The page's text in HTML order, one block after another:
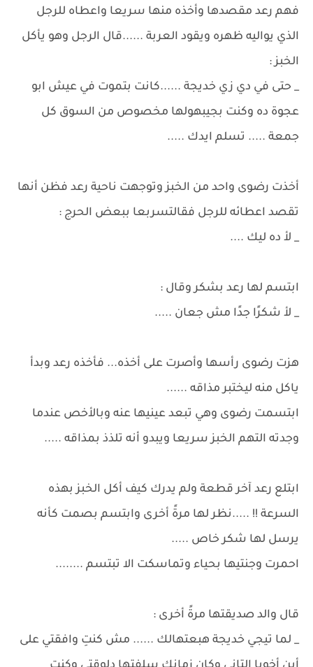
فهم رعد مقصدها وأخذه منها سريعا واعطاه للرجل
الذي يواليه ظهره ويقود العربة ......قال الرجل وهو يأكل
الخبز :
_ حتى في دي زي خديجة ......كانت بتموت في عيش ابو
عجوة ده وكنت بجيبهولها مخصوص من السوق كل
جمعة ..... تسلم ايدك .....
أخذت رضوى واحد من الخبز وتوجهت ناحية رعد فظن أنها
تقصد اعطائه للرجل فقالتسربعا ببعض الحرج :
_ لأ ده ليك ....
ابتسم لها رعد بشكر وقال :
_ لأ شكرًا جدًا مش جعان .....
هزت رضوى رأسها وأصرت على أخذه... فأخذه رعد وبدأ
ياكل منه ليختبر مذاقه ......
ابتسمت رضوى وهي تبعد عينيها عنه وبالأخص عندما
وجدته التهم الخبز سريعا ويبدو أنه تلذذ بمذاقه .....
ابتلع رعد آخر قطعة ولم يدرك كيف أكل الخبز بهذه
السرعة !! .....نظر لها مرةً أخرى وابتسم بصمت كأنه
يرسل لها شكر خاص .....
احمرت وجنتيها بحياء وتماسكت الا تبتسم ........
قال والد صديقتها مرةً أخرى :
_ لما تيجي خديجة هبعتهالك ...... مش كنتِ وافقتي على